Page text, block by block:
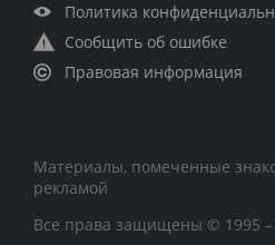
Политика
Сообщить об ошибке
Правовая информация
Материалы, помеченные
рекламой
Все права защищены © 1995 –